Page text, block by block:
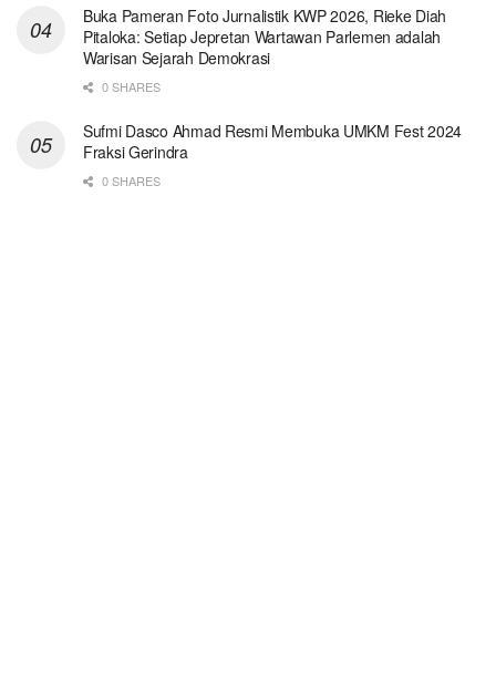
Buka Pameran Foto Jurnalistik KWP 2026, Rieke Diah
Pitaloka: Setiap Jepretan Wartawan Parlemen adalah
Warisan Sejarah Demokrasi
0 SHARES
Sufmi Dasco Ahmad Resmi Membuka UMKM Fest 2024
Fraksi Gerindra
0 SHARES